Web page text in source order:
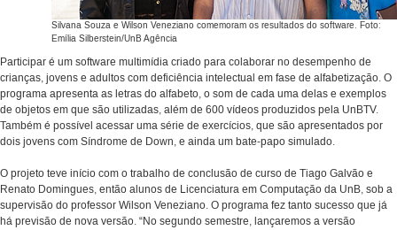
Silvana Souza e Wilson Veneziano comemoram os resultados do software. Foto:
Emília Silberstein/UnB Agência
Participar é um software multimídia criado para colaborar no desempenho de
crianças, jovens e adultos com deficiência intelectual em fase de alfabetização. O
programa apresenta as letras do alfabeto, o som de cada uma delas e exemplos
de objetos em que são utilizadas, além de 600 vídeos produzidos pela UnBTV.
Também é possível acessar uma série de exercícios, que são apresentados por
dois jovens com Síndrome de Down, e ainda um bate-papo simulado.
O projeto teve início com o trabalho de conclusão de curso de Tiago Galvão e
Renato Domingues, então alunos de Licenciatura em Computação da UnB, sob a
supervisão do professor Wilson Veneziano. O programa fez tanto sucesso que já
há previsão de nova versão. “No segundo semestre, lançaremos a versão